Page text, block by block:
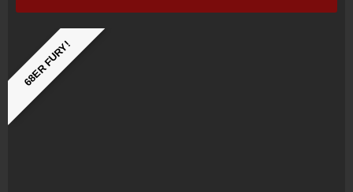
68ER FURY!